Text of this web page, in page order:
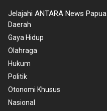
Jelajahi ANTARA News Papua
Daerah
Gaya Hidup
Olahraga
Hukum
Politik
Otonomi Khusus
Nasional